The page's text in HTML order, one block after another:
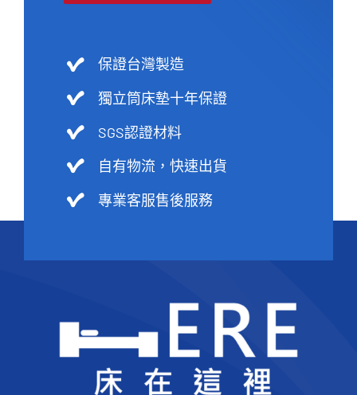
保證台灣製造
獨立筒床墊十年保證
SGS認證材料
自有物流，快速出貨
專業客服售後服務